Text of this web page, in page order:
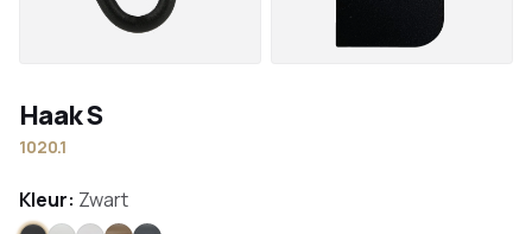
Haak S
1020.1
Kleur: Zwart